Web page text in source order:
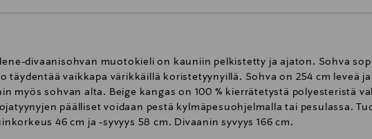
divaanisohvan muotokieli on kauniin pelkistetty ja ajaton. Sohva
täydentää vaikkapa värikkäillä koristetyynyillä. Sohva on 254 cm leveä
myös sohvan alta. Beige kangas on 100 % kierrätetystä polyesteristä
päälliset voidaan pestä kylmäpesuohjelmalla tai pesulassa.
46 cm ja -syvyys 58 cm. Divaanin syvyys 166 cm.